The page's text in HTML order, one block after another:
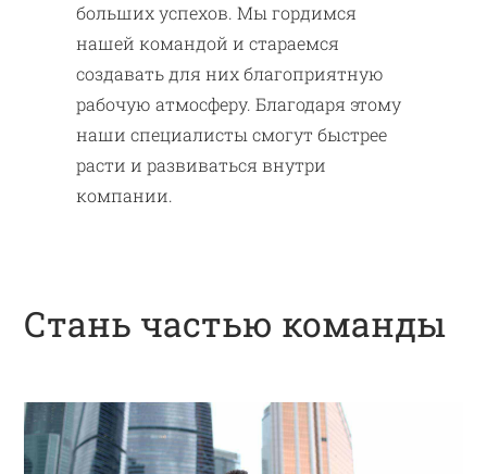
больших успехов. Мы гордимся
нашей командой и стараемся
создавать для них благоприятную
рабочую атмосферу. Благодаря этому
наши специалисты смогут быстрее
расти и развиваться внутри
компании.
Стань частью команды